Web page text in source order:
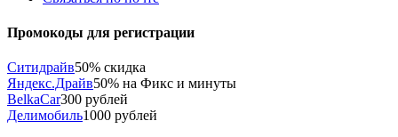
Промокоды для регистрации
Ситидрайв50% скидка
Яндекс.Драйв50% на Фикс и минуты
BelkaCar300 рублей
Делимобиль1000 рублей